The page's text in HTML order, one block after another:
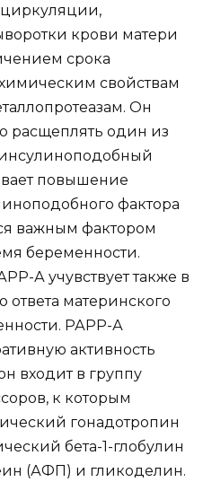
крови матери
срока
свойствам
Он
расщеплять один из
повышение
фактора
важным фактором
беременности.
А учувствует также в
материнского
РАРР-А
активность
входит в группу
к которым
гонадотропин
бета-1-глобулин
(АФП) и гликоделин.